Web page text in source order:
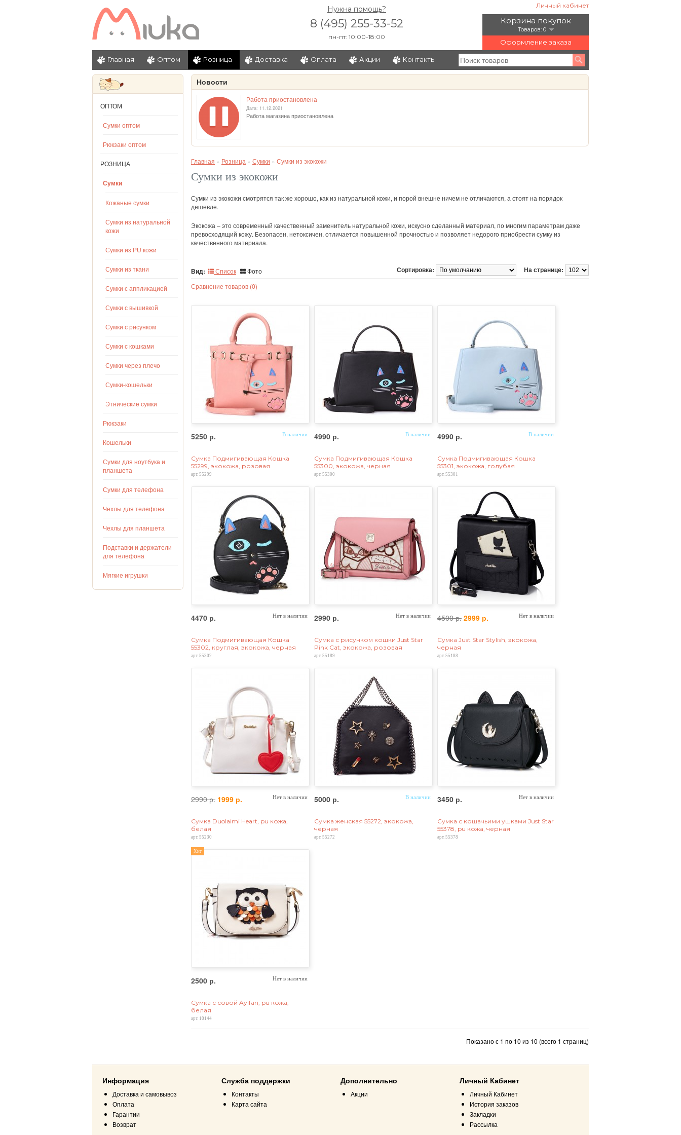
Личный кабинет
Корзина покупок
Товаров: 0
Оформление заказа
Нужна помощь?
8 (495) 255-33-52
пн-пт: 10:00-18:00
Главная Оптом Розница Доставка Оплата Акции Контакты
ОПТОМ
Сумки оптом
Рюкзаки оптом
РОЗНИЦА
Сумки
Кожаные сумки
Сумки из натуральной
кожи
Сумки из PU кожи
Сумки из ткани
Сумки с аппликацией
Сумки с вышивкой
Сумки с рисунком
Сумки с кошками
Сумки через плечо
Сумки-кошельки
Этнические сумки
Рюкзаки
Кошельки
Сумки для ноутбука и
планшета
Сумки для телефона
Чехлы для телефона
Чехлы для планшета
Подставки и держатели
для телефона
Мягкие игрушки
Новости
Работа приостановлена
Дата: 11.12.2021
Работа магазина приостановлена
Главная » Розница » Сумки » Сумки из экокожи
Сумки из экокожи
Сумки из экокожи смотрятся так же хорошо, как из натуральной кожи, и порой внешне ничем не отличаются, а стоят на порядок
дешевле.
Экокожа – это современный качественный заменитель натуральной кожи, искусно сделанный материал, по многим параметрам даже
превосходящий кожу. Безопасен, нетоксичен, отличается повышенной прочностью и позволяет недорого приобрести сумку из
качественного материала.
Вид: Список Фото На странице:
Сортировка:
Сравнение товаров (0)
5250 р. В наличии
Сумка Подмигивающая Кошка
55299, экокожа, розовая
арт. 55299
4990 р. В наличии
Сумка Подмигивающая Кошка
55300, экокожа, черная
арт. 55300
4990 р. В наличии
Сумка Подмигивающая Кошка
55301, экокожа, голубая
арт. 55301
4470 р. Нет в наличии
Сумка Подмигивающая Кошка
55302, круглая, экокожа, черная
арт. 55302
2990 р. Нет в наличии
Сумка с рисунком кошки Just Star
Pink Cat, экокожа, розовая
арт. 55189
4500 р. 2999 р. Нет в наличии
Сумка Just Star Stylish, экокожа,
черная
арт. 55188
2990 р. 1999 р. Нет в наличии
Сумка Duolaimi Heart, pu кожа,
белая
арт. 55230
5000 р. В наличии
Сумка женская 55272, экокожа,
черная
арт. 55272
3450 р. Нет в наличии
Сумка с кошачьими ушками Just Star
55378, pu кожа, черная
арт. 55378
Хит
2500 р. Нет в наличии
Сумка с совой Ayifan, pu кожа,
белая
арт. 10144
Показано с 1 по 10 из 10 (всего 1 страниц)
Информация
Доставка и самовывоз
Оплата
Гарантии
Возврат
Служба поддержки
Контакты
Карта сайта
Дополнительно
Акции
Личный Кабинет
Личный Кабинет
История заказов
Закладки
Рассылка